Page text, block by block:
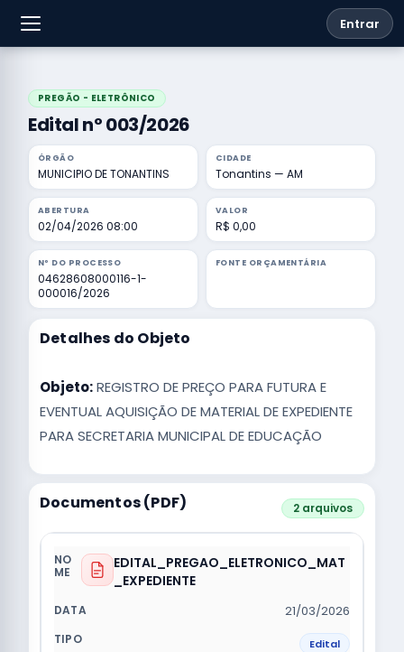
Entrar
PREGÃO - ELETRÔNICO
Edital nº 003/2026
ÓRGÃO
MUNICIPIO DE TONANTINS
CIDADE
Tonantins — AM
ABERTURA
02/04/2026 08:00
VALOR
R$ 0,00
Nº DO PROCESSO
04628608000116-1-
000016/2026
FONTE ORÇAMENTÁRIA
Detalhes do Objeto
Objeto:REGISTRO DE PREÇO PARA FUTURA E
EVENTUAL AQUISIÇÃO DE MATERIAL DE EXPEDIENTE
PARA SECRETARIA MUNICIPAL DE EDUCAÇÃO
Documentos (PDF) 2 arquivos
EDITAL_PREGAO_ELETRONICO_MAT
_EXPEDIENTE
21/03/2026
Edital